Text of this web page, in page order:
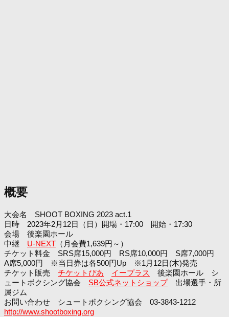
概要
大会名 SHOOT BOXING 2023 act.1
日時 2023年2月12日（日）開場・17:00 開始・17:30
会場 後楽園ホール
中継 U-NEXT （月会費1,639円～）
チケット料金 SRS席15,000円 RS席10,000円 S席7,000円
A席5,000円 ※当日券は各500円Up ※1月12日(木)発売
チケット販売 チケットぴあ イープラス
後楽園ホール シ
ュートボクシング協会 SB公式ネットショップ出場選手・所
属ジム
お問い合わせ シュートボクシング協会 03-3843-1212
http://www.shootboxing.org